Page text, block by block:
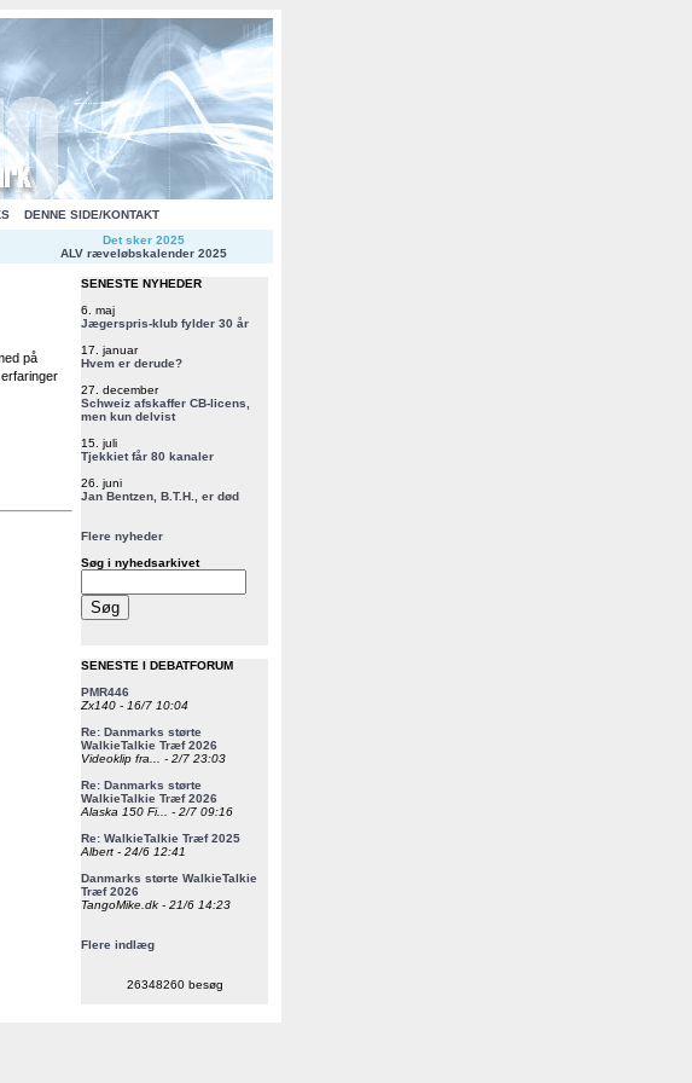
DENNE SIDE/KONTAKT
Det sker 2025
ALV ræveløbskalender 2025
på
SENESTE NYHEDER
6. maj
Jægerspris-klub fylder 30 år
17. januar
Hvem er derude?
27. december
Schweiz afskaffer CB-licens,
men kun delvist
15. juli
Tjekkiet får 80 kanaler
26. juni
Jan Bentzen, B.T.H., er død
Flere nyheder
Søg i nyhedsarkivet
SENESTE I DEBATFORUM
PMR446
Zx140 - 16/7 10:04
Re: Danmarks størte
WalkieTalkie Træf 2026
Videoklip fra... - 2/7 23:03
Re: Danmarks størte
WalkieTalkie Træf 2026
Alaska 150 Fi... - 2/7 09:16
Re: WalkieTalkie Træf 2025
Albert - 24/6 12:41
Danmarks størte WalkieTalkie
Træf 2026
TangoMike.dk - 21/6 14:23
Flere indlæg
26348260 besøg